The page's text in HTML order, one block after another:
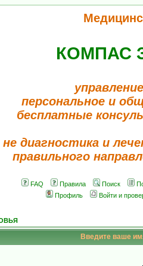
КОМПАС
персональное и
бесплатные
не диагностика и
правильного
FAQ Правила Поиск
Профиль
Войти и
Введите ваше